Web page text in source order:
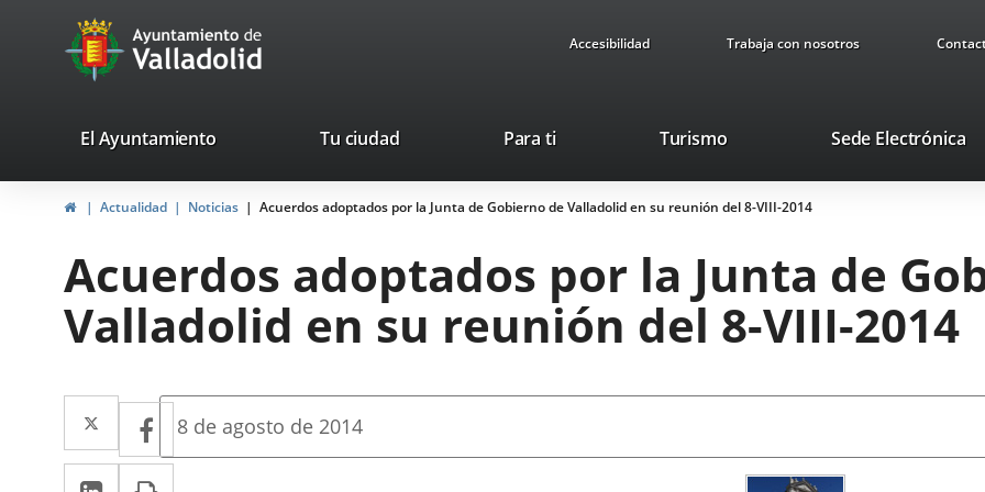
Portal
Web
Ayuntamiento
de
Accesibilidad Trabaja con nosotros
valladolid.es
El Ayuntamiento Tu ciudad Para ti TurismoEste
se
abrirá
ventana
nueva.
Sede Electrónica
InicioActualidad Noticias Acuerdos adoptados por la Junta de Gobierno de Valladolid en su reunión del 8-VIII-2014
Acuerdos adoptados por la Junta de
Valladolid en su reunión del 8-VIII-2014
Twitter
Enlace
a
Facebook
Enlace
a
LinkedIn
Enlace
Fecha
la
8 de agosto de 2014